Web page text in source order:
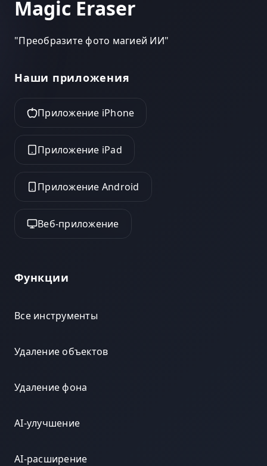
Magic Eraser
"Преобразите фото магией ИИ"
Наши приложения
Приложение iPhone
Приложение iPad
Приложение Android
Веб-приложение
Функции
Все инструменты
Удаление объектов
Удаление фона
AI-улучшение
AI-расширение